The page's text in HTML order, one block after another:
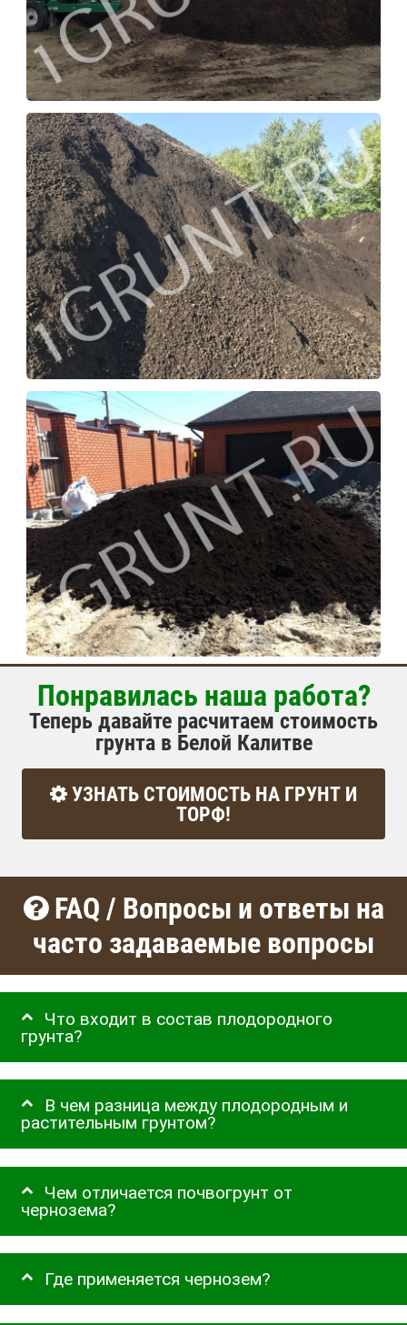
Понравилась наша работа?
Теперь давайте расчитаем стоимость
грунта в Белой Калитве
УЗНАТЬ СТОИМОСТЬ НА ГРУНТ И
ТОРФ!
FAQ / Вопросы и ответы на
часто задаваемые вопросы
Что входит в состав плодородного
грунта?
В чем разница между плодородным и
растительным грунтом?
Чем отличается почвогрунт от
чернозема?
Где применяется чернозем?